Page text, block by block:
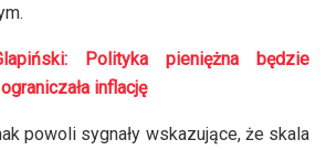
Polityka pieniężna będzie
inflację
powoli sygnały wskazujące, że skala